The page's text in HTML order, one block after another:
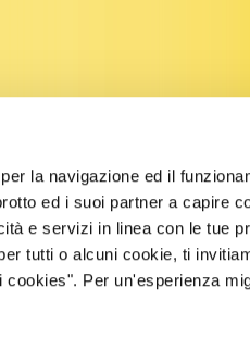
la navigazione ed il
ed i suoi partner a capire
e servizi in linea con le tue
tutti o alcuni cookie, ti
cookies". Per un'esperienza